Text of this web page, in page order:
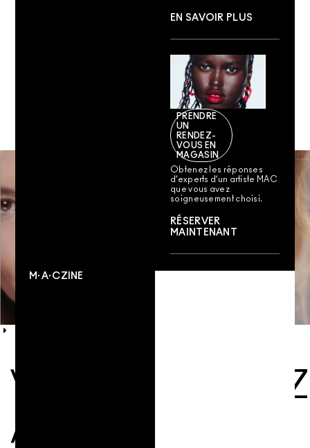
EN SAVOIR PLUS
PRENDRE
UN
RENDEZ-
VOUS EN
MAGASIN
Obtenez les réponses
d’experts d’un artiste MAC
que vous avez
soigneusement choisi.
RÉSERVER
MAINTENANT
M·A·CZINE
VOUS POURRIEZ
AUSSI AIMER